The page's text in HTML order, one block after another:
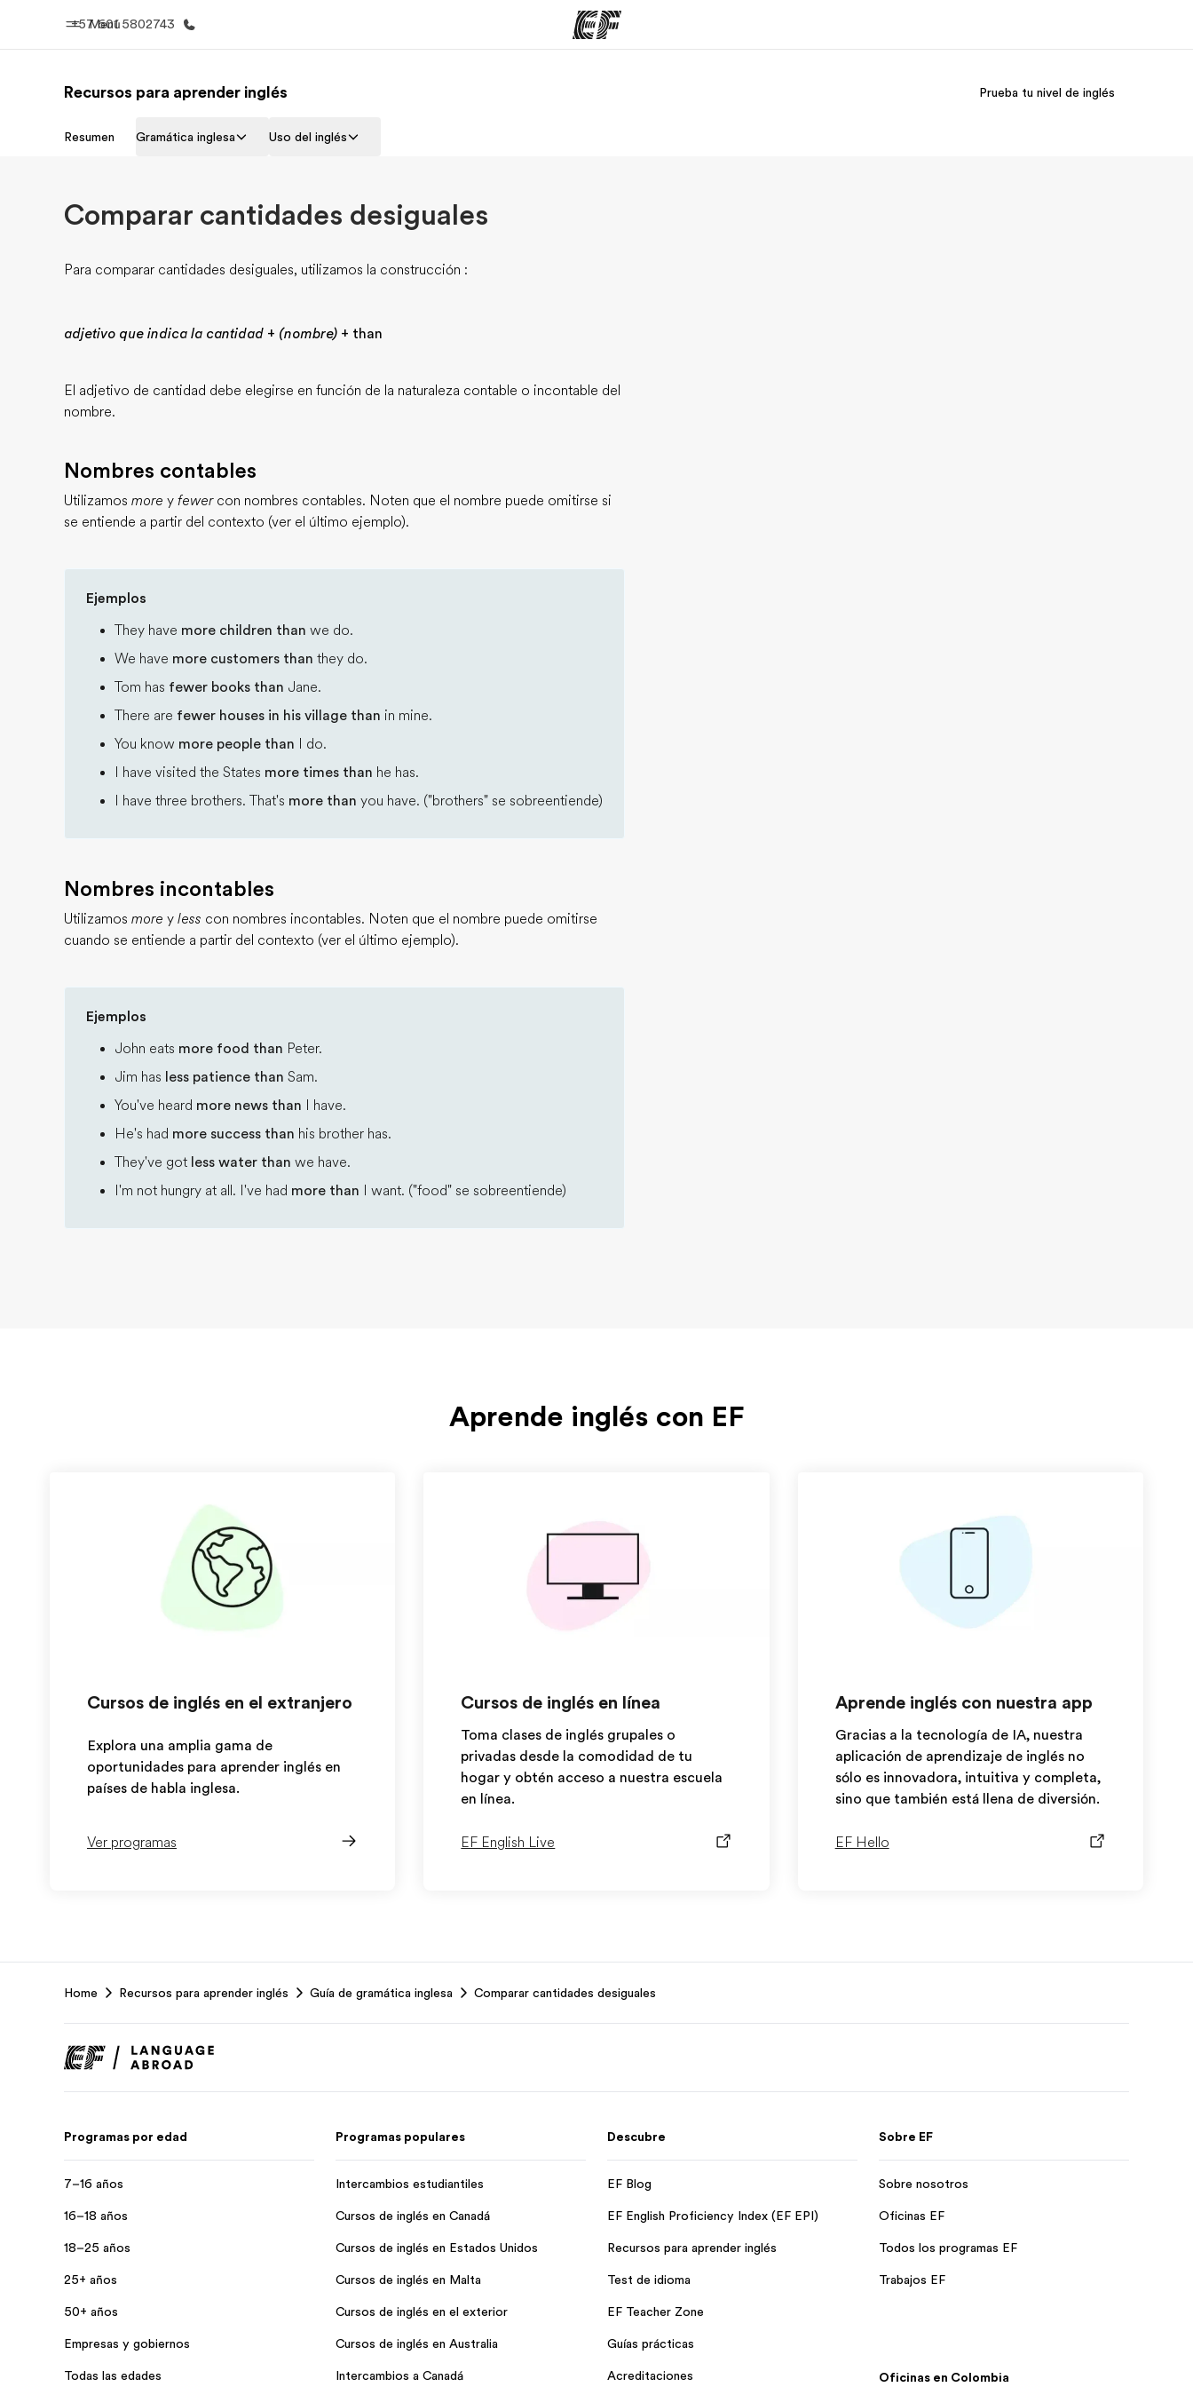
Menú
+57 601 5802743
Inicio
Recursos para aprender inglés Prueba tu nivel de inglés
Resumen Gramática inglesa Uso del inglés
Comparar cantidades desiguales
Para comparar cantidades desiguales, utilizamos la construcción :
adjetivo que indica la cantidad + (nombre) + than
El adjetivo de cantidad debe elegirse en función de la naturaleza contable o incontable del
nombre.
Nombres contables
Utilizamos more y fewercon nombres contables. Noten que el nombre puede omitirse si
se entiende a partir del contexto (ver el último ejemplo).
Ejemplos
They have more children than we do.
We have more customers than they do.
Tom has fewer books than Jane.
There are fewer houses in his village than in mine.
You know more people than I do.
I have visited the States more times than he has.
I have three brothers. That's more than you have. ("brothers" se sobreentiende)
Nombres incontables
Utilizamos more y less con nombres incontables. Noten que el nombre puede omitirse
cuando se entiende a partir del contexto (ver el último ejemplo).
Ejemplos
John eats more food than Peter.
Jim has less patience than Sam.
You've heard more news than I have.
He's had more success than his brother has.
They've got less water than we have.
I'm not hungry at all. I've had more than I want. ("food" se sobreentiende)
Aprende inglés con EF
Cursos de inglés en el extranjero
Explora una amplia gama de
oportunidades para aprender inglés en
países de habla inglesa.
Ver programas
Cursos de inglés en línea
Toma clases de inglés grupales o
privadas desde la comodidad de tu
hogar y obtén acceso a nuestra escuela
en línea.
EF English Live
Aprende inglés con nuestra app
Gracias a la tecnología de IA, nuestra
aplicación de aprendizaje de inglés no
sólo es innovadora, intuitiva y completa,
sino que también está llena de diversión.
EF Hello
Home Recursos para aprender inglés Guía de gramática inglesa Comparar cantidades desiguales
Programas por edad
7–16 años
16–18 años
18–25 años
25+ años
50+ años
Empresas y gobiernos
Todas las edades
Programas populares
Intercambios estudiantiles
Cursos de inglés en Canadá
Cursos de inglés en Estados Unidos
Cursos de inglés en Malta
Cursos de inglés en el exterior
Cursos de inglés en Australia
Intercambios a Canadá
Descubre
EF Blog
EF English Proficiency Index (EF EPI)
Recursos para aprender inglés
Test de idioma
EF Teacher Zone
Guías prácticas
Acreditaciones
Sobre EF
Sobre nosotros
Oficinas EF
Todos los programas EF
Trabajos EF
Oficinas en Colombia